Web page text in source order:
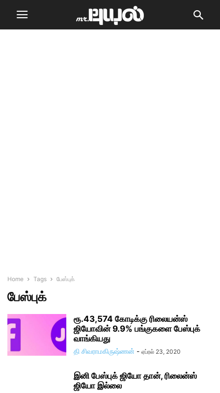
Home Tags பேஸ்புக்
பேஸ்புக்
ரூ.43,574 கோடிக்கு ரிலையன்ஸ்
ஜியோவின் 9.9% பங்குகளை பேஸ்புக்
வாங்கியது
தி சிவராமகிருஷ்ணன் - ஏப்ரல் 23, 2020
இனி பேஸ்புக் ஜியோ தான், ரிலைன்ஸ்
ஜியோ இல்லை